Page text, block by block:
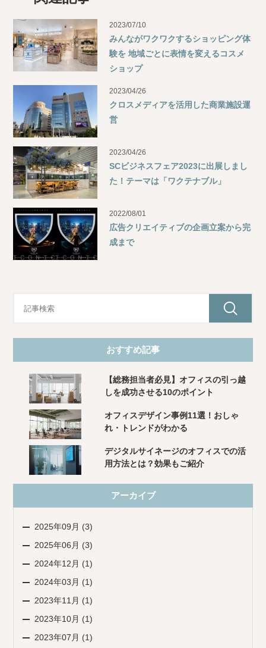
2023/07/10
みんながワクワクするショッピング体
験を 地域ごとに表情を変えるコスメ
ショップ
2023/04/26
クロスメディアを活用した商業施設運
営
2023/04/26
SCビジネスフェア2023に出展しまし
た！テーマは「ワクテナブル」
2022/08/01
広告クリエイティブの企画立案から完
成まで
おすすめ記事
【総務担当者必見】オフィスの引っ越
しを成功させる10のポイント
オフィスデザイン事例11選！おしゃ
れ・トレンドがわかる
デジタルサイネージのオフィスでの活
用方法とは？効果もご紹介
アーカイブ
2025年09月 (3)
2025年06月 (3)
2024年12月 (1)
2024年03月 (1)
2023年11月 (1)
2023年10月 (1)
2023年07月 (1)